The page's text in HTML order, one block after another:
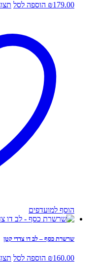
₪179.00 הוספה לסל
הוסף למועדפים
שרשרת כסף – לב דו צדדי קטן
₪160.00 הוספה לסל